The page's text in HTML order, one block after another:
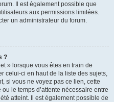
Il est également possible que
aux permissions limitées.
un administrateur du forum.
?
» lorsque vous êtes en train de
celui-ci en haut de la liste des sujets,
si vous ne voyez pas ce lien, cette
le temps d’attente nécessaire entre
atteint. Il est également possible de